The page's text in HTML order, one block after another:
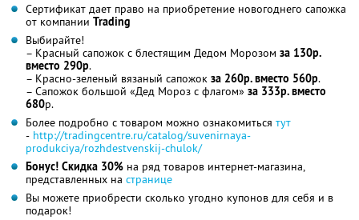
Сертификат дает право на приобретение новогоднего сапожка
от компании Trading
Выбирайте!
– Красный сапожок с блестящим Дедом Морозом за 130р.
вместо 290р.
– Красно-зеленый вязаный сапожок за 260р. вместо 560р.
– Сапожок большой «Дед Мороз с флагом» за 333р. вместо
680р.
Более подробно с товаром можно ознакомиться тут
- http://tradingcentre.ru/catalog/suvenirnaya-
produkciya/rozhdestvenskij-chulok/
Бонус! Скидка 30% на ряд товаров интернет-магазина,
представленных на странице
Вы можете приобрести сколько угодно купонов для себя и в
подарок!